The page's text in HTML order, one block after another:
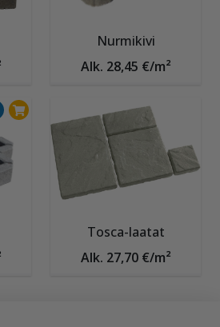
Nurmikivi
Alk. 28,45 €/m²
Tosca-laatat
Alk. 27,70 €/m²